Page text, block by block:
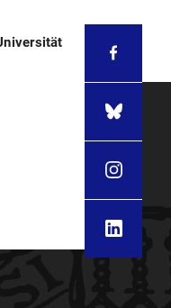
für den
mit